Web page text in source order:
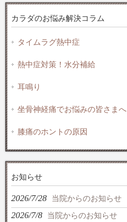
カラダのお悩み解決コラム
タイムラグ熱中症
熱中症対策！水分補給
耳鳴り
坐骨神経痛でお悩みの皆さまへ
膝痛のホントの原因
お知らせ
2026/7/28 当院からのお知らせ
2026/7/8 当院からのお知らせ